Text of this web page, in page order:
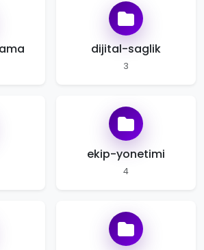
dijital-saglik
3
ekip-yonetimi
4